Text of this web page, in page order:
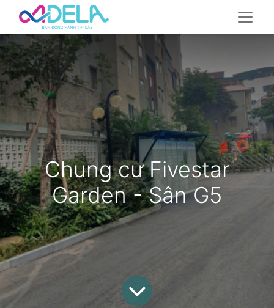
Chung cư Fivestar
Garden - Sân G5